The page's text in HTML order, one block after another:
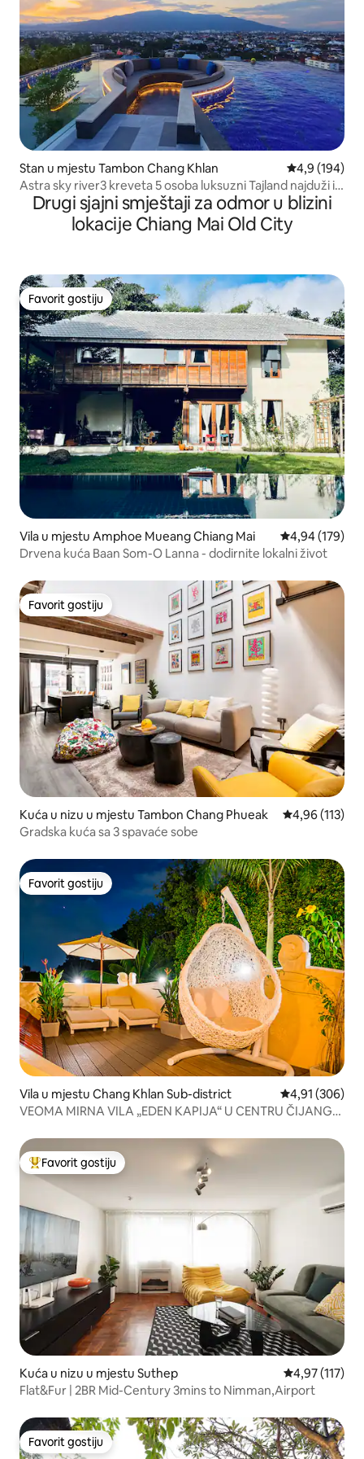
Stan u mjestu Tambon Chang Khlan prosječna
4,9 (194)
Astra sky river3 kreveta 5 osoba luksuzni Tajland najduži i
najlepši bazen bez ivica + najlepši zalazak sunca sa
pogledom na planinu Suthep + zajednička kancelarija +
blizu starog grada
Drugi sjajni smještaji za odmor u blizini
lokacije Chiang Mai Old City
Favorit gostiju
Favorit gostiju
Vila u mjestu Amphoe Mueang Chiang Mai prosječna
4,94 (179)
Drvena kuća Baan Som-O Lanna - dodirnite lokalni život
Favorit gostiju
Favorit gostiju
Kuća u nizu u mjestu Tambon Chang Phueak prosječna
4,96 (113)
Gradska kuća sa 3 spavaće sobe
Favorit gostiju
Favorit gostiju
Vila u mjestu Chang Khlan Sub-district prosječna
4,91 (306)
VEOMA MIRNA VILA „EDEN KAPIJA“ U CENTRU ČIJANG
Glavni favorit gostiju
Favorit gostiju
Kuća u nizu u mjestu Suthep prosječna
4,97 (117)
Flat&Fur | 2BR Mid-Century 3mins to Nimman,Airport
Favorit gostiju
Favorit gostiju